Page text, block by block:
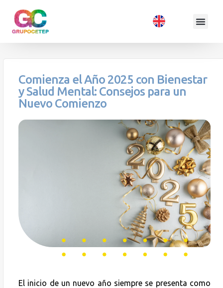
Comienza el Año 2025 con Bienestar
y Salud Mental: Consejos para un
Nuevo Comienzo
El inicio de un nuevo año siempre se presenta como